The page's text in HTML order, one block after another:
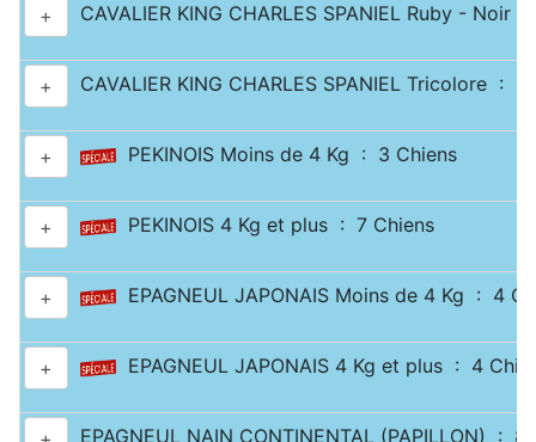
+ CAVALIER KING CHARLES SPANIEL Ruby - Noir
+ CAVALIER KING CHARLES SPANIEL Tricolore : 2
+ PEKINOIS Moins de 4 Kg : 3 Chiens
+ PEKINOIS 4 Kg et plus : 7 Chiens
+ EPAGNEUL JAPONAIS Moins de 4 Kg : 4
+ EPAGNEUL JAPONAIS 4 Kg et plus : 4
EPAGNEUL NAIN CONTINENTAL (PAPILLON) : 8